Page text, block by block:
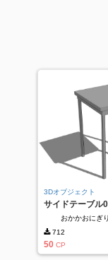
3Dオブジェクト
サイドテーブル
おかかおにぎり
712
50 CP